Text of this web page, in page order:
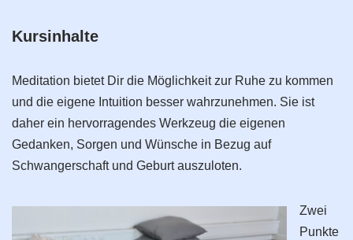
Kursinhalte
Meditation bietet Dir die Möglichkeit zur Ruhe zu kommen
und die eigene Intuition besser wahrzunehmen. Sie ist
daher ein hervorragendes Werkzeug die eigenen
Gedanken, Sorgen und Wünsche in Bezug auf
Schwangerschaft und Geburt auszuloten.
Zwei
Punkte